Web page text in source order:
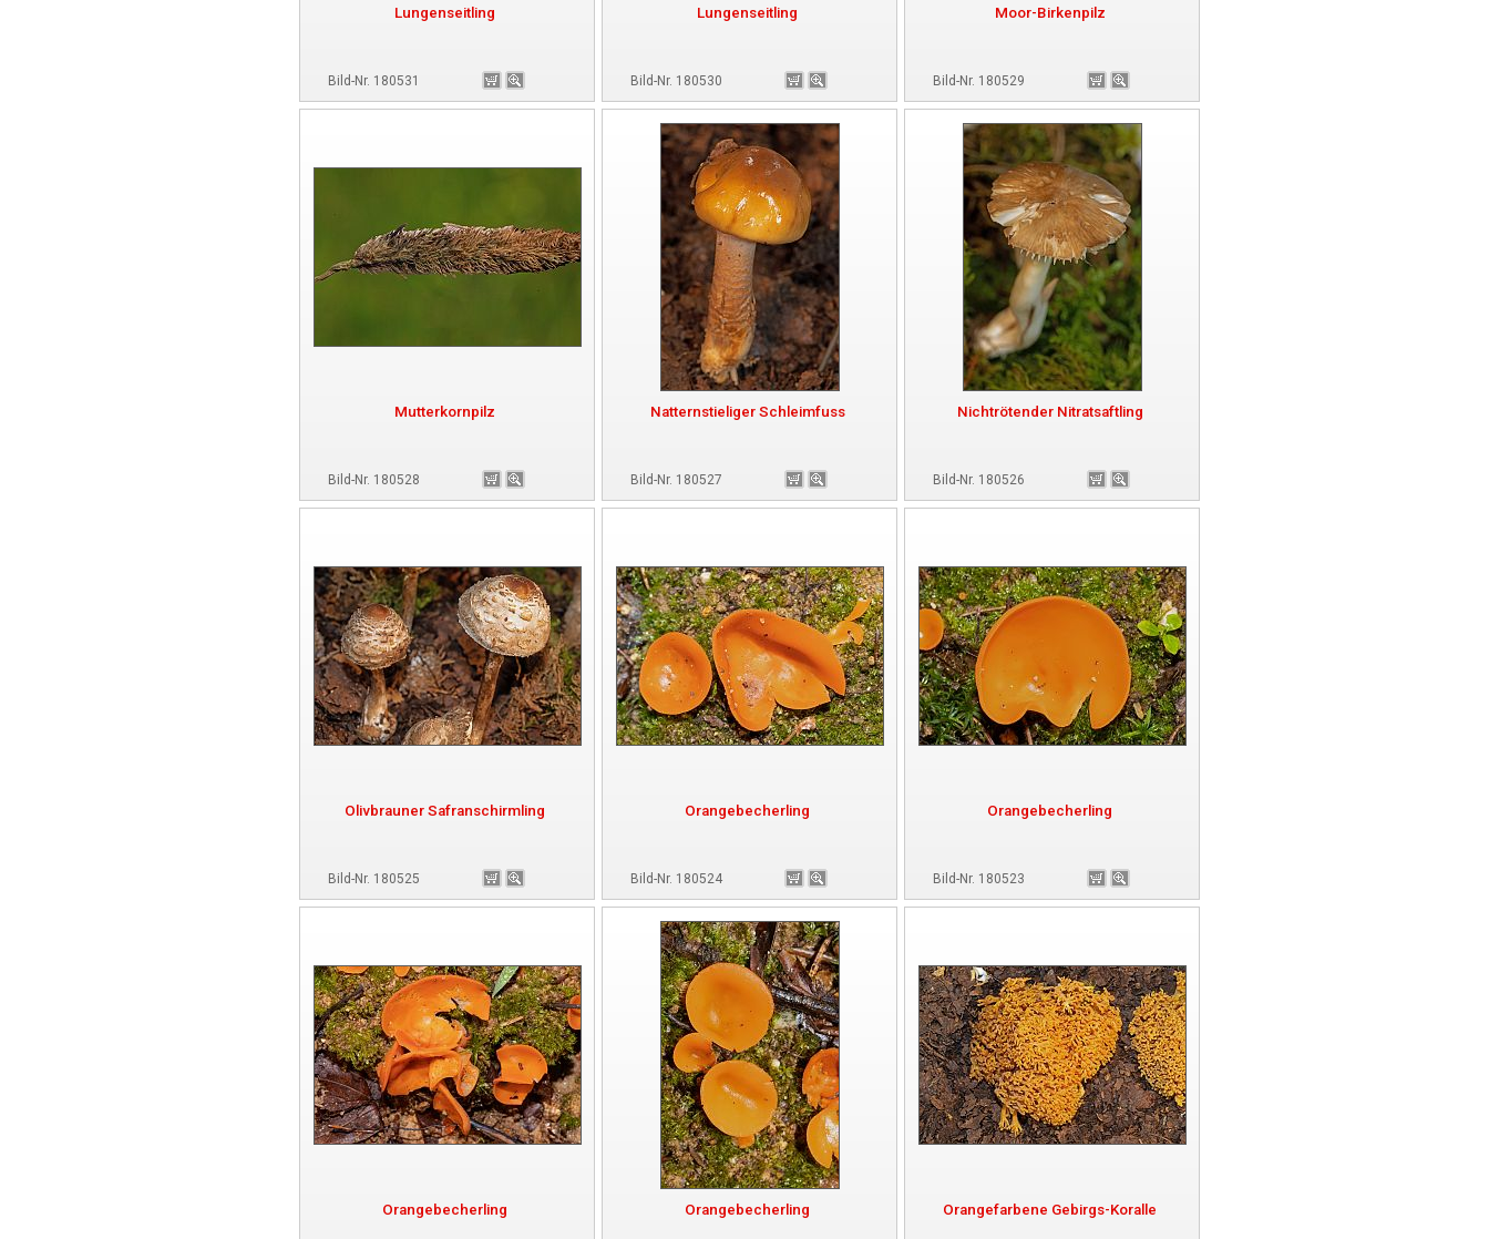
Lungenseitling
Bild-Nr. 180531
Lungenseitling
Bild-Nr. 180530
Moor-Birkenpilz
Bild-Nr. 180529
Mutterkornpilz
Bild-Nr. 180528
Natternstieliger Schleimfuss
Bild-Nr. 180527
Nichtrötender Nitratsaftling
Bild-Nr. 180526
Olivbrauner Safranschirmling
Bild-Nr. 180525
Orangebecherling
Bild-Nr. 180524
Orangebecherling
Bild-Nr. 180523
Orangebecherling Orangebecherling Orangefarbene Gebirgs-Koralle